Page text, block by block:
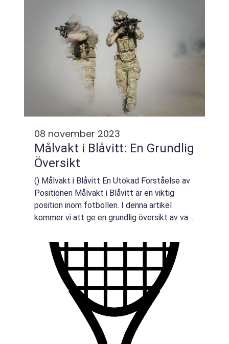
08 november 2023
Målvakt i Blåvitt: En Grundlig
Översikt
() Målvakt i Blåvitt En Utökad Förståelse av
Positionen Målvakt i Blåvitt är en viktig
position inom fotbollen. I denna artikel
kommer vi att ge en grundlig översikt av vad
kommer att utforska olika typer av...